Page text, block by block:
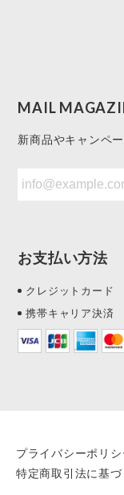
MAIL
新商品やキャンペ
お支払い方法
クレジットカード
携帯キャリア決済
プライバシーポリシ
特定商取引法に基